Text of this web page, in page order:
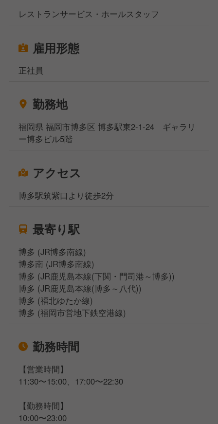
ーマンでつき、できることから丁寧にお教えします。
配属先のスタッフと顔合わせをおこない、2日目から
スムーズに現場に入れる体制を整えています。
あわせてSVによる定期面談もおこないながら、あな
たが気持ちよく働けるようにフォローしていきます。
当社は2027年のIPO（株式上場）を予定しており、会
社としてさらなる成長フェーズに入っていきます。
そんな成長していく会社と共に、あなた自身も大きく
レストランサービス・ホールスタッフ
雇用形態
正社員
勤務地
福岡県 福岡市博多区 博多駅東2-1-24 ギャラリ
ー博多ビル5階
アクセス
博多駅筑紫口より徒歩2分
最寄り駅
博多 (JR博多南線)
博多南 (JR博多南線)
博多 (JR鹿児島本線(下関・門司港～博多))
博多 (JR鹿児島本線(博多～八代))
博多 (福北ゆたか線)
博多 (福岡市営地下鉄空港線)
勤務時間
【営業時間】
11:30〜15:00、17:00〜22:30
【勤務時間】
10:00〜23:00